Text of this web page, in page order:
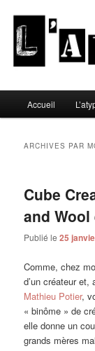
contenu
principal
contenu
secondaire
principal
Accueil
ARCHIVES PAR
Cube
and
Publié le25
Comme, chez
d’un créateur
Mathieu Potier,
« binôme » de
elle donne un
grands mères